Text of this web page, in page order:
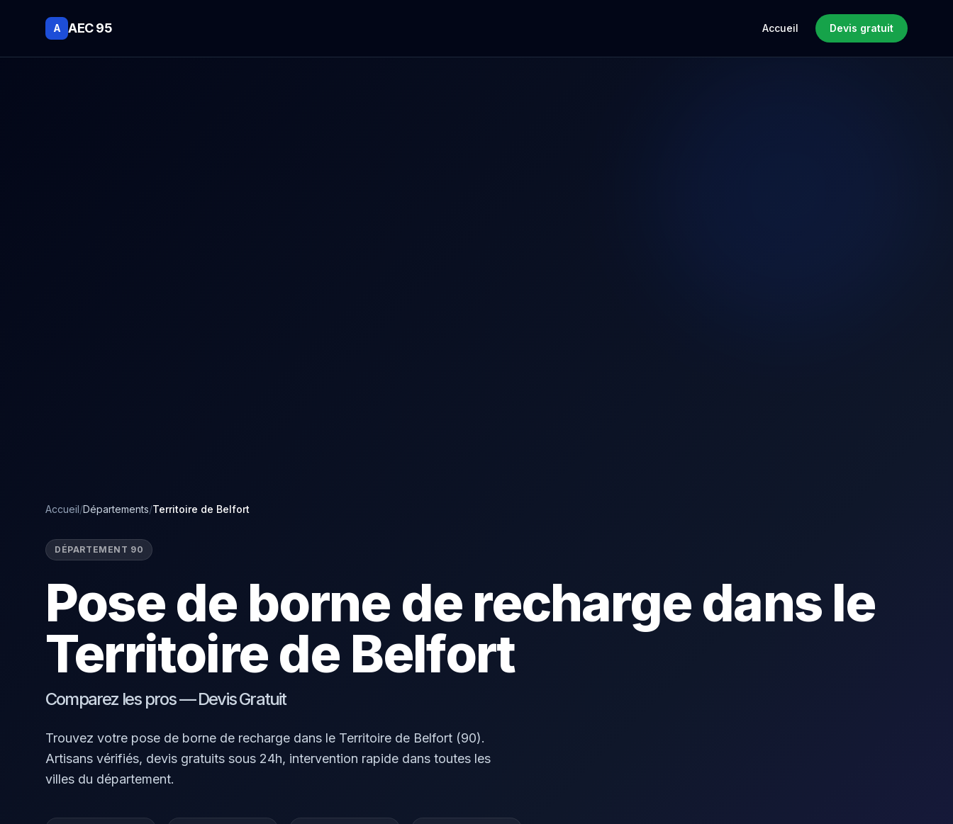
A AEC 95 Accueil Devis gratuit
Accueil/Départements/Territoire de Belfort
DÉPARTEMENT 90
Pose de borne de recharge dans le
Territoire de Belfort
Comparez les pros — Devis Gratuit
Trouvez votre pose de borne de recharge dans le Territoire de Belfort (90).
Artisans vérifiés, devis gratuits sous 24h, intervention rapide dans toutes les
villes du département.